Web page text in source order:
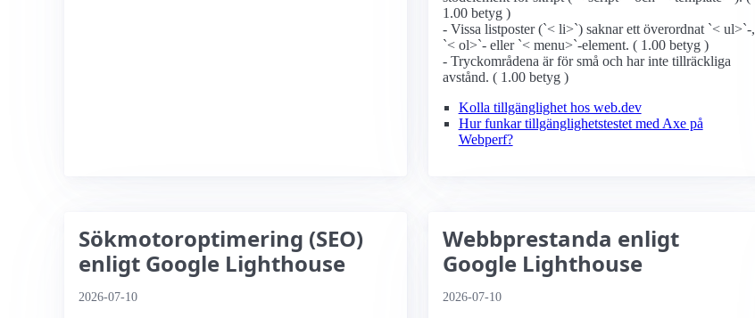
1.00 betyg )
- Vissa listposter (`< li>`) saknar ett överordnat `< ul>`-,
`< ol>`- eller `< menu>`-element. ( 1.00 betyg )
- Tryckområdena är för små och har inte tillräckliga
avstånd. ( 1.00 betyg )
Kolla tillgänglighet hos web.dev
Hur funkar tillgänglighetstestet med Axe på
Webperf?
Sökmotoroptimering (SEO)
enligt Google Lighthouse
2026-07-10
Webbprestanda enligt
Google Lighthouse
2026-07-10